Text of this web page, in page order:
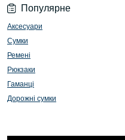
Популярне
Аксесуари
Сумки
Ремені
Рюкзаки
Гаманці
Дорожні сумки